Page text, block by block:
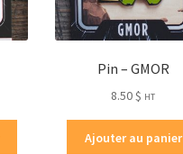
Pin – GMOR
8.50$ HT
Ajouter au panier